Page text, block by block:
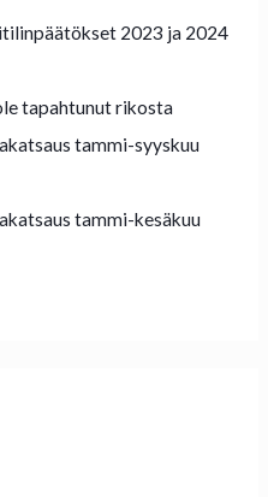
2023 ja 2024
tapahtunut rikosta
tammi-syyskuu
tammi-kesäkuu